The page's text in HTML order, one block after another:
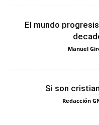
El mundo
Manuel
Si son
Redacción